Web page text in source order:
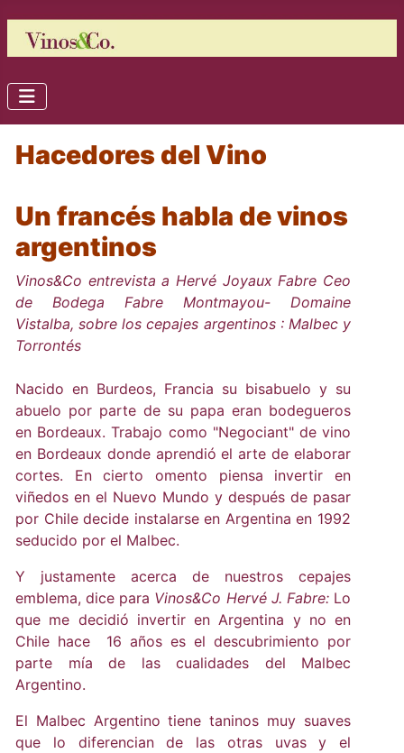
Hacedores del Vino
Un francés habla de vinos
argentinos
Vinos&Co entrevista a Hervé Joyaux Fabre Ceo
de Bodega Fabre Montmayou- Domaine
Vistalba, sobre los cepajes argentinos : Malbec y
Torrontés
Nacido en Burdeos, Francia su bisabuelo y su
abuelo por parte de su papa eran bodegueros
en Bordeaux. Trabajo como "Negociant" de vino
en Bordeaux donde aprendió el arte de elaborar
cortes. En cierto omento piensa invertir en
viñedos en el Nuevo Mundo y después de pasar
por Chile decide instalarse en Argentina en 1992
seducido por el Malbec.
Y justamente acerca de nuestros cepajes
emblema, dice para Vinos&Co Hervé J. Fabre:Lo
que me decidió invertir en Argentina y no en
Chile hace 16 años es el descubrimiento por
parte mía de las cualidades del Malbec
Argentino.
El Malbec Argentino tiene taninos muy suaves
que lo diferencian de las otras uvas y el